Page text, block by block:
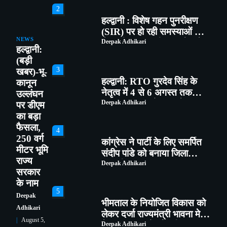
NEWS
हल्द्वानी:
(बड़ी
खबर)-भू-
कानून
उल्लंघन
पर डीएम
का बड़ा
फैसला,
250 वर्ग
मीटर भूमि
राज्य
सरकार
के नाम
Deepak
Adhikari
August 5,
2
हल्द्वानी : विशेष गहन पुनरीक्षण
(SIR) पर हो रही समस्याओं को
लेकर विधायक सुमित हृदयेश ने
Deepak Adhikari
3
हल्द्वानी: RTO गुरदेव सिंह के
नेतृत्व में 4 से 6 अगस्त तक
मॉडिफाइड वाहनों पर चलेगा
Deepak Adhikari
4
कांग्रेस ने पार्टी के लिए समर्पित
संदीप पांडे को बनाया जिला
महासचिव
Deepak Adhikari
5
भीमताल के नियोजित विकास को
लेकर दर्जा राज्यमंत्री भावना मेहरा
Deepak Adhikari